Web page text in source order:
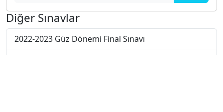
Diğer Sınavlar
2022-2023 Güz Dönemi Final Sınavı